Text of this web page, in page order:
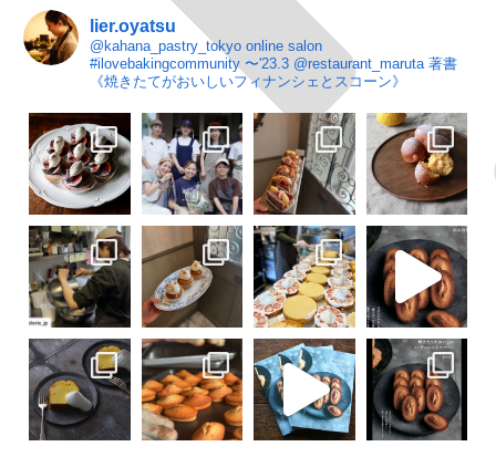
lier.oyatsu
@kahana_pastry_tokyo online salon
#ilovebakingcommunity 〜'23.3 @restaurant_maruta 著書
《焼きたてがおいしいフィナンシェとスコーン》